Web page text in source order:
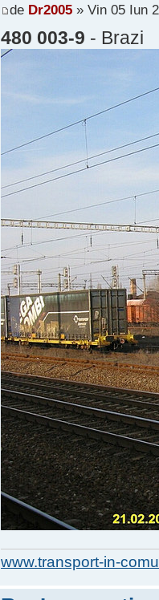
de Dr2005» Vin 05 Iun
480 003-9 - Brazi
www.transport-in-